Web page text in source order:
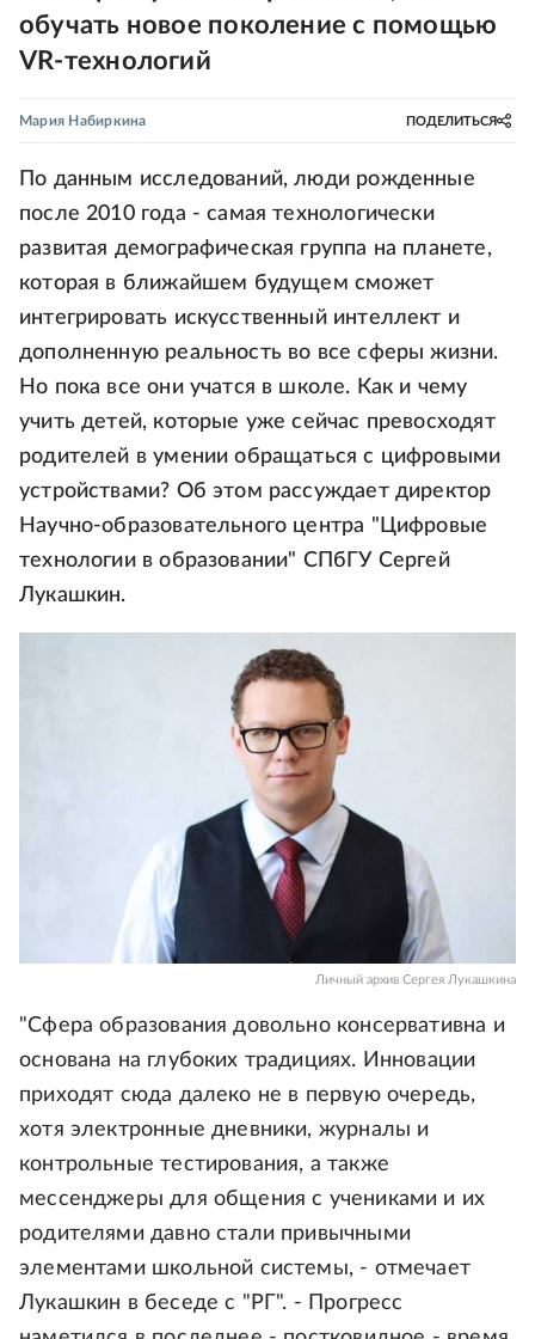
обучать новое поколение с помощью
VR-технологий
Мария Набиркина ПОДЕЛИТЬСЯ
По данным исследований, люди рожденные
после 2010 года - самая технологически
развитая демографическая группа на планете,
которая в ближайшем будущем сможет
интегрировать искусственный интеллект и
дополненную реальность во все сферы жизни.
Но пока все они учатся в школе. Как и чему
учить детей, которые уже сейчас превосходят
родителей в умении обращаться с цифровыми
устройствами? Об этом рассуждает директор
Научно-образовательного центра "Цифровые
технологии в образовании" СПбГУ Сергей
Лукашкин.
Личный архив Сергея Лукашкина
"Сфера образования довольно консервативна и
основана на глубоких традициях. Инновации
приходят сюда далеко не в первую очередь,
хотя электронные дневники, журналы и
контрольные тестирования, а также
мессенджеры для общения с учениками и их
родителями давно стали привычными
элементами школьной системы, - отмечает
Лукашкин в беседе с "РГ". - Прогресс